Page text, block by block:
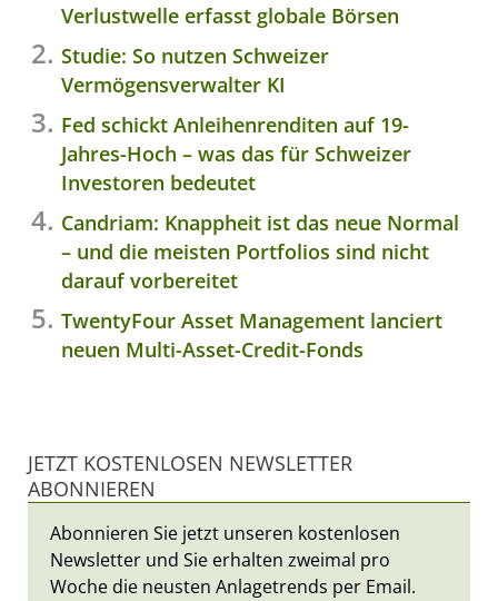
Verlustwelle erfasst globale Börsen
Studie: So nutzen Schweizer
Vermögensverwalter KI
Fed schickt Anleihenrenditen auf 19-
Jahres-Hoch – was das für Schweizer
Investoren bedeutet
Candriam: Knappheit ist das neue Normal
– und die meisten Portfolios sind nicht
darauf vorbereitet
TwentyFour Asset Management lanciert
neuen Multi-Asset-Credit-Fonds
JETZT KOSTENLOSEN NEWSLETTER
ABONNIEREN
Abonnieren Sie jetzt unseren kostenlosen
Newsletter und Sie erhalten zweimal pro
Woche die neusten Anlagetrends per Email.